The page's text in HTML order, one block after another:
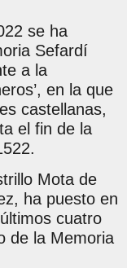
se ha
Sefardí
a la
en la que
castellanas,
el fin de la
Mota de
ha puesto en
cuatro
de la Memoria